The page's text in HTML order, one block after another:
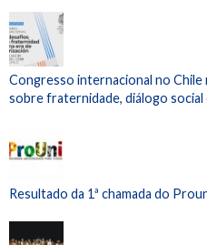
Congresso internacional no Chile
sobre fraternidade, diálogo social
Resultado da 1ª chamada do